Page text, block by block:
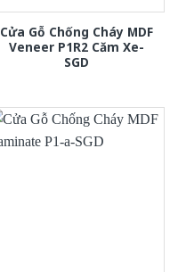
Cửa Gỗ Chống Cháy MDF
Veneer P1R2 Căm Xe-
SGD